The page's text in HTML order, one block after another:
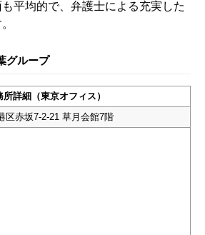
平均的で、弁護士による充実した
グループ
所詳細（東京オフィス）
区赤坂7-2-21 草月会館7階